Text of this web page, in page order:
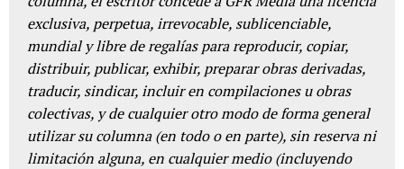
exclusiva, perpetua, irrevocable, sublicenciable,
mundial y libre de regalías para reproducir, copiar,
distribuir, publicar, exhibir, preparar obras derivadas,
traducir, sindicar, incluir en compilaciones u obras
colectivas, y de cualquier otro modo de forma general
utilizar su columna (en todo o en parte), sin reserva ni
limitación alguna, en cualquier medio (incluyendo